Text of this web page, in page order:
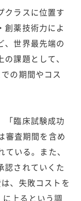
ラスに位置す
創薬技術力によ
、世界最先端の
課題として、
の期間やコス
臨床試験成功
審査期間を含め
いる。また、
認されていくた
、失敗コストを
上るという調